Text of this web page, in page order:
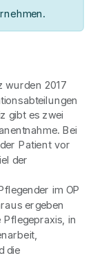
wurden 2017
gibt es zwei
Bei
Patient vor
der
im OP
ergeben
in
die